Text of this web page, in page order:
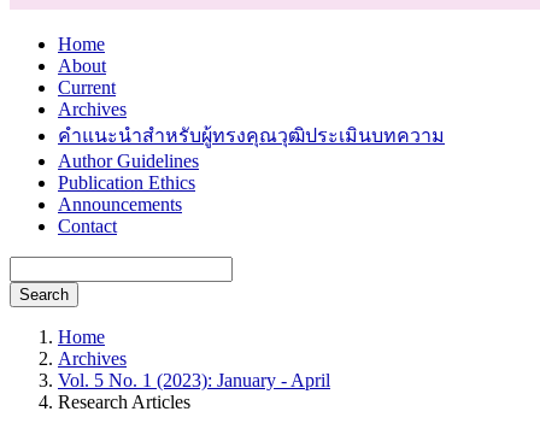
Home
About
Current
Archives
คำแนะนำสำหรับผู้ทรงคุณวุฒิประเมินบทความ
Author Guidelines
Publication Ethics
Announcements
Contact
Search
Home
Archives
Vol. 5 No. 1 (2023): January - April
Research Articles